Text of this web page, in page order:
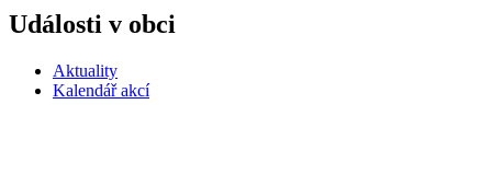
Události v obci
Aktuality
Kalendář akcí